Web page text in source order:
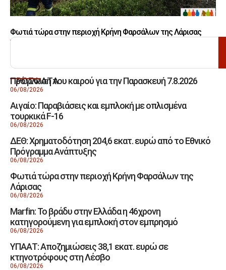
Φωτιά τώρα στην περιοχή Κρήνη Φαρσάλων της Λάρισας
ΑΝΑΖΗΤΗΣΗ
ΠΡΟΣΦΑΤΑ
Πρόγνωση του καιρού για την Παρασκευή 7.8.2026
06/08/2026
Αιγαίο: Παραβιάσεις και εμπλοκή με οπλισμένα
τουρκικά F-16
06/08/2026
ΔΕΘ: Χρηματοδότηση 204,6 εκατ. ευρώ από το Εθνικό
Πρόγραμμα Ανάπτυξης
06/08/2026
Φωτιά τώρα στην περιοχή Κρήνη Φαρσάλων της
Λάρισας
06/08/2026
Marfin: Το βράδυ στην Ελλάδα η 46χρονη
κατηγορούμενη για εμπλοκή στον εμπρησμό
06/08/2026
ΥΠΑΑΤ: Αποζημιώσεις 38,1 εκατ. ευρώ σε
κτηνοτρόφους στη Λέσβο
06/08/2026